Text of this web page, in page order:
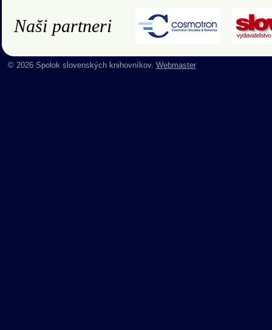
Naši partneri
© 2026 Spolok slovenských knihovníkov. Webmaster